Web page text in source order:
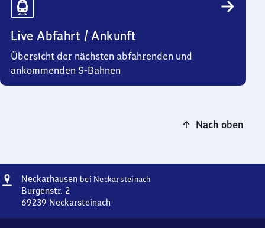
Live Abfahrt / Ankunft
Übersicht der nächsten abfahrenden und
ankommenden S-Bahnen
Nach oben
Adresse
Neckarhausen bei NeckarsteinachNeckarhausen
Burgenstr. 2
69239 Neckarsteinach